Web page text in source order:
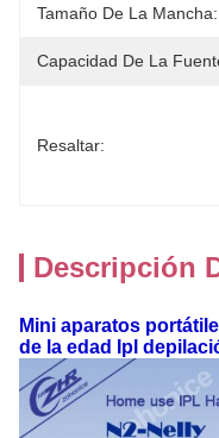
Tamaño De La Mancha:
Capacidad De La
Resaltar:
Descripción
Mini aparatos
de la edad Ipl